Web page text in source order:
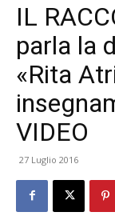
IL
parla la
«Rita
VIDEO
27 Luglio 2016